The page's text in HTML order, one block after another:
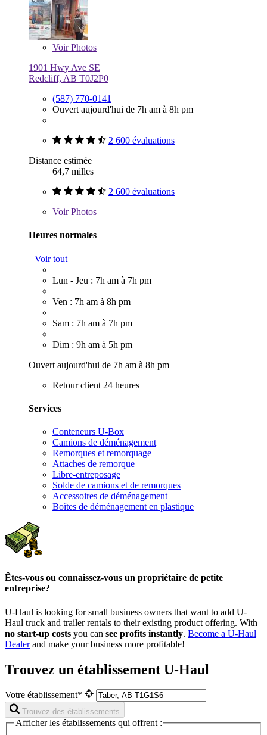
VoirPhotos
1901 Hwy Ave SE
Redcliff, AB T0J2P0
(587) 770-0141
Ouvert aujourd'hui de 7h am à 8h pm
2 600 évaluations
Distance estimée
64,7 milles
2 600 évaluations
VoirPhotos
Heures normales
Voir tout
Lun - Jeu : 7h am à 7h pm
Ven : 7h am à 8h pm
Sam : 7h am à 7h pm
Dim : 9h am à 5h pm
Ouvert aujourd'hui de 7h am à 8h pm
Retour client 24 heures
Services
Conteneurs U-Box
Camions de déménagement
Remorques et remorquage
Attaches de remorque
Libre-entreposage
Solde de camions et de remorques
Accessoires de déménagement
Boîtes de déménagement en plastique
Êtes-vous ou connaissez-vous un propriétaire de petite
entreprise?
U-Haul is looking for small business owners that want to add U-
Haul truck and trailer rentals to their existing product offering. With
no start-up costs you can see profits instantly. Become a U-Haul
Dealerand make your business more profitable!
Trouvez un établissement U-Haul
Votre établissement*
Trouvez des établissements
Afficher les établissements qui offrent :